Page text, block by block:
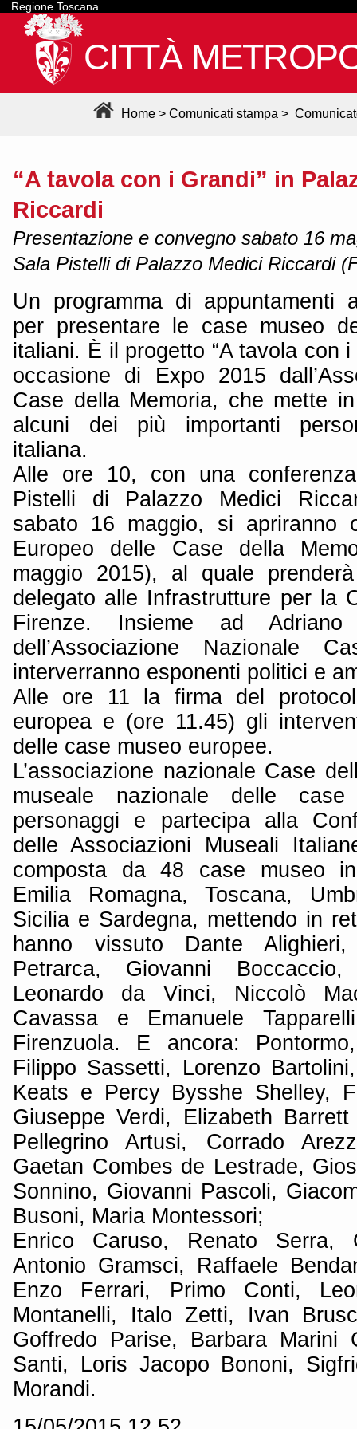
Regione Toscana
CITTÀ
Home > Comunicati stampa >
“A tavola con i Grandi” in
Riccardi
Presentazione e convegno sabato 16
Sala Pistelli di Palazzo Medici Riccardi
Un programma di appuntamenti
per presentare le case museo
italiani. È il progetto “A tavola con
occasione di Expo 2015
Case della Memoria, che mette
alcuni dei più importanti
italiana.
Alle ore 10, con una
Pistelli di Palazzo Medici
sabato 16 maggio, si apriranno
Europeo delle Case della
maggio 2015), al quale
delegato alle Infrastrutture per la
Firenze. Insieme ad Adriano
dell’Associazione Nazionale
interverranno esponenti politici e
Alle ore 11 la firma del
europea e (ore 11.45) gli
delle case museo europee.
L’associazione nazionale Case
museale nazionale delle
personaggi e partecipa alla
delle Associazioni Museali
composta da 48 case museo
Emilia Romagna, Toscana,
Sicilia e Sardegna, mettendo in
hanno vissuto Dante
Petrarca, Giovanni
Leonardo da Vinci, Niccolò
Cavassa e Emanuele
Firenzuola. E ancora:
Filippo Sassetti, Lorenzo
Keats e Percy Bysshe Shelley,
Giuseppe Verdi, Elizabeth
Pellegrino Artusi, Corrado
Gaetan Combes de Lestrade,
Sonnino, Giovanni Pascoli,
Busoni, Maria Montessori;
Enrico Caruso, Renato Serra,
Antonio Gramsci, Raffaele
Enzo Ferrari, Primo Conti,
Montanelli, Italo Zetti, Ivan
Goffredo Parise, Barbara Marini
Santi, Loris Jacopo Bononi,
Morandi.